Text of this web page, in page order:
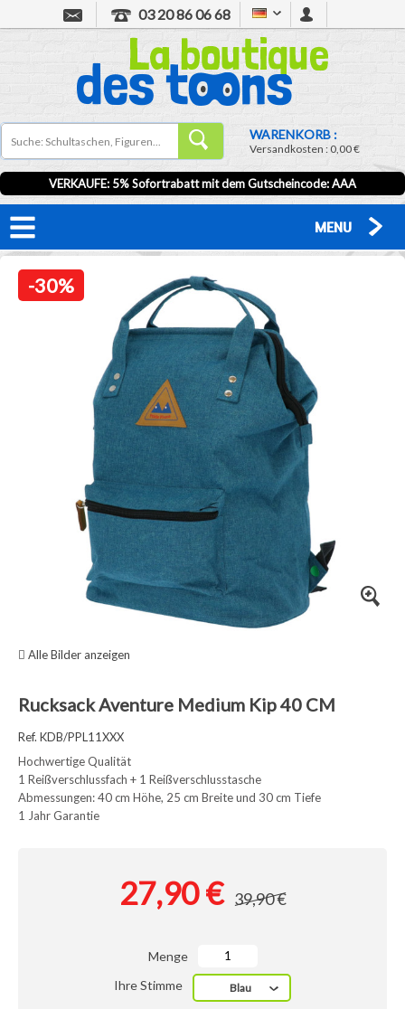
03 20 86 06 68
WARENKORB :
Versandkosten :0,00 €
VERKAUFE: 5% Sofortrabatt mit dem Gutscheincode:AAA
MENU
-30%
Alle Bilder anzeigen
Rucksack Aventure Medium Kip 40 CM
Ref. KDB/PPL11XXX
Hochwertige Qualität
1 Reißverschlussfach + 1 Reißverschlusstasche
Abmessungen: 40 cm Höhe, 25 cm Breite und 30 cm Tiefe
1 Jahr Garantie
27,90 € 39,90 €
Menge
Ihre Stimme
Blau